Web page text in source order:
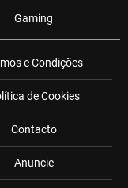
Gaming
e Condições
de Cookies
Contacto
Anuncie